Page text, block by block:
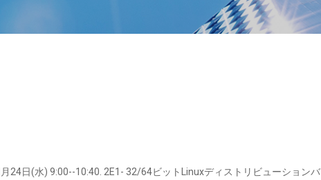
24日(水) 9:00--10:40. 2E1- 32/64ビットLinuxディストリビューションバ